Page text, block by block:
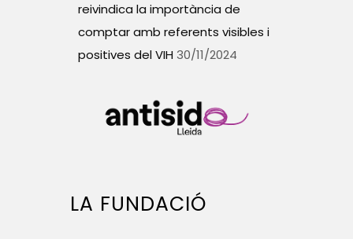
reivindica la importància de
comptar amb referents visibles i
positives del VIH 30/11/2024
LA FUNDACIÓ